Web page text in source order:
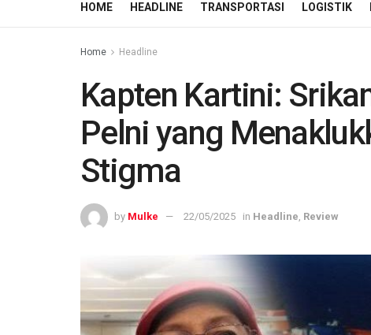
HOME HEADLINE TRANSPORTASI LOGISTIK
Home Headline
Kapten Kartini:
Pelni yang
Stigma
by Mulke 22/05/2025 in Headline Review